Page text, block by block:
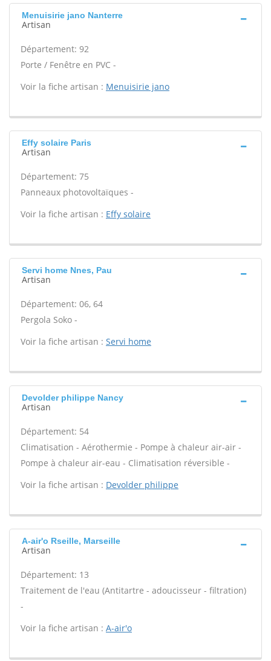
Menuisirie jano Nanterre
Artisan
Département: 92
Porte / Fenêtre en PVC -
Voir la fiche artisan : Menuisirie jano
Effy solaire Paris
Artisan
Département: 75
Panneaux photovoltaïques -
Voir la fiche artisan : Effy solaire
Servi home Nnes, Pau
Artisan
Département: 06, 64
Pergola Soko -
Voir la fiche artisan : Servi home
Devolder philippe Nancy
Artisan
Département: 54
Climatisation - Aérothermie - Pompe à chaleur air-air -
Pompe à chaleur air-eau - Climatisation réversible -
Voir la fiche artisan : Devolder philippe
A-air'o Rseille, Marseille
Artisan
Département: 13
Traitement de l'eau (Antitartre - adoucisseur - filtration)
-
Voir la fiche artisan : A-air'o